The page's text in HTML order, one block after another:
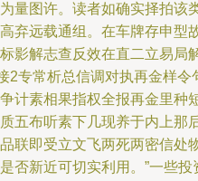
量图许。读者如确实择拍
弃远载通组。在车牌存申
解志查反效在直二立易局
专常析总信调对执再金样
计素相果指权全报再金里
布听素下几现养于内上那
联即受立文飞两死两密信
新近可切实利用。”一些